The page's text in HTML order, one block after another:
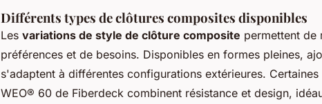
Différents types de clôtures composites disponibles
Les variations de style de clôture composite permettent de
préférences et de besoins. Disponibles en formes pleines,
s'adaptent à différentes configurations extérieures.
WEO® 60 de Fiberdeck combinent résistance et design,